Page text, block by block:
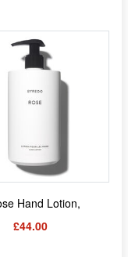
Hand Lotion,
£44.00